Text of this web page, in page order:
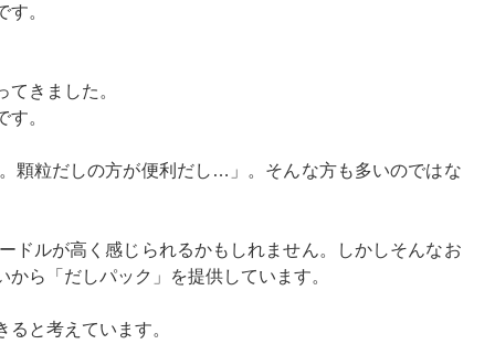
。
きました。
。
顆粒だしの方が便利だし…」。そんな方も多いのではな
ドルが高く感じられるかもしれません。しかしそんなお
ら「だしパック」を提供しています。
と考えています。